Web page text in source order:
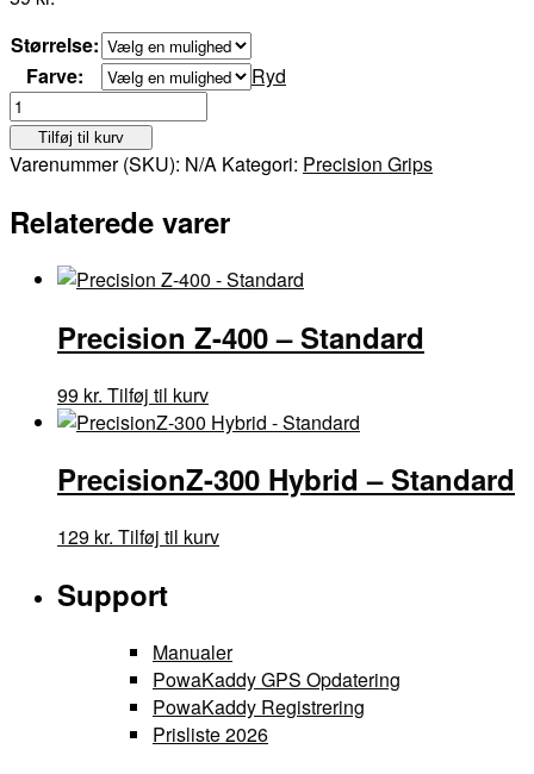
Størrelse:
Farve:
Ryd
Precision
Z-
100
Tilføj til kurv
Varenummer (SKU): N/A Kategori: Precision Grips
Relaterede varer
Precision Z-400 – Standard
99 kr. Tilføj til kurv
PrecisionZ-300 Hybrid – Standard
129 kr. Tilføj til kurv
Support
Manualer
PowaKaddy GPS Opdatering
PowaKaddy Registrering
Prisliste 2026